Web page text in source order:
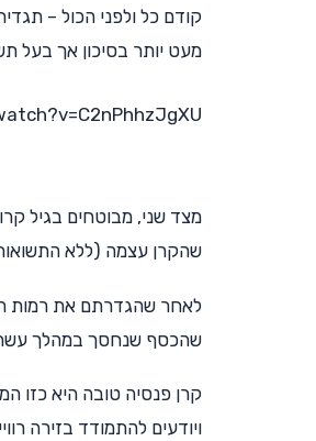
קודם כל ולפני הכול –
מעט יותר בסיכון אך בעל
מצד שני, מבוטחים בגיל
שהקרן עצמה (ללא
לאחר שהגדרתם את רמות
שהכסף שנחסך במהלך
ויודעים להתמודד בזירה